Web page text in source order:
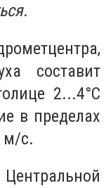
составит
2...4°C
в пределах
м/с.